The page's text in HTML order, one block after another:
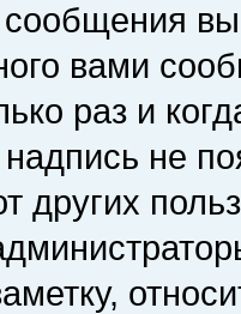
сообщения
вами
раз и
не
других